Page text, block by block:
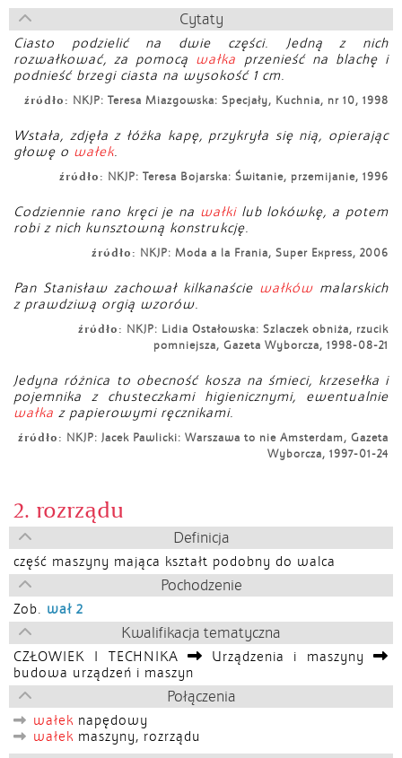
Cytaty
Ciasto podzielić na dwie części. Jedną z nich
rozwałkować, za pomocą wałka przenieść na blachę i
podnieść brzegi ciasta na wysokość 1 cm.
źródło: NKJP: Teresa Miazgowska: Specjały, Kuchnia, nr 10, 1998
Wstała, zdjęła z łóżka kapę, przykryła się nią, opierając
głowę o wałek.
źródło: NKJP: Teresa Bojarska: Świtanie, przemijanie, 1996
Codziennie rano kręci je na wałkilub lokówkę, a potem
robi z nich kunsztowną konstrukcję.
źródło: NKJP: Moda a la Frania, Super Express, 2006
Pan Stanisław zachował kilkanaście wałków malarskich
z prawdziwą orgią wzorów.
źródło: NKJP: Lidia Ostałowska: Szlaczek obniża, rzucik
pomniejsza, Gazeta Wyborcza, 1998-08-21
Jedyna różnica to obecność kosza na śmieci, krzesełka i
pojemnika z chusteczkami higienicznymi, ewentualnie
wałka z papierowymi ręcznikami.
źródło: NKJP: Jacek Pawlicki: Warszawa to nie Amsterdam, Gazeta
Wyborcza, 1997-01-24
2. rozrządu
Definicja
część maszyny mająca kształt podobny do walca
Pochodzenie
Zob. wał 2
Kwalifikacja tematyczna
CZŁOWIEK I TECHNIKA
Urządzenia i maszyny
budowa urządzeń i maszyn
Połączenia
wałek napędowy
wałek maszyny, rozrządu